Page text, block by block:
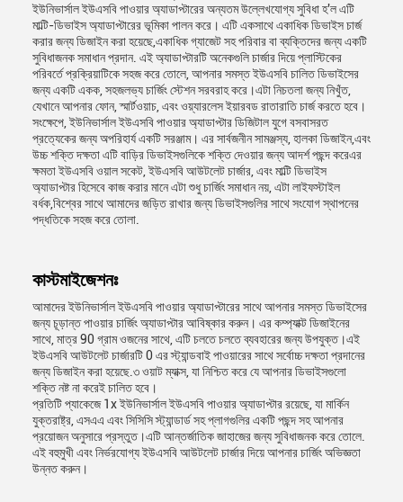
ইউনিভার্সাল ইউএসবি পাওয়ার অ্যাডাপ্টারের অন্যতম উল্লেখযোগ্য সুবিধা হ'ল এটি
মাল্টি-ডিভাইস অ্যাডাপ্টারের ভূমিকা পালন করে। এটি একসাথে একাধিক ডিভাইস চার্জ
করার জন্য ডিজাইন করা হয়েছে,একাধিক গ্যাজেট সহ পরিবার বা ব্যক্তিদের জন্য একটি
সুবিধাজনক সমাধান প্রদান. এই অ্যাডাপ্টারটি অনেকগুলি চার্জার দিয়ে প্লাস্টিকের
পরিবর্তে প্রক্রিয়াটিকে সহজ করে তোলে, আপনার সমস্ত ইউএসবি চালিত ডিভাইসের
জন্য একটি একক, সহজলভ্য চার্জিং স্টেশন সরবরাহ করে।এটা নিচতলা জন্য নিখুঁত,
যেখানে আপনার ফোন, স্মার্টওয়াচ, এবং ওয়্যারলেস ইয়ারবড রাতারাতি চার্জ করতে হবে।
সংক্ষেপে, ইউনিভার্সাল ইউএসবি পাওয়ার অ্যাডাপ্টার ডিজিটাল যুগে বসবাসরত
প্রত্যেকের জন্য অপরিহার্য একটি সরঞ্জাম। এর সার্বজনীন সামঞ্জস্য, হালকা ডিজাইন,এবং
উচ্চ শক্তি দক্ষতা এটি বাড়ির ডিভাইসগুলিকে শক্তি দেওয়ার জন্য আদর্শ পছন্দ করেএর
ক্ষমতা ইউএসবি ওয়াল সকেট, ইউএসবি আউটলেট চার্জার, এবং মাল্টি ডিভাইস
অ্যাডাপ্টার হিসেবে কাজ করার মানে এটা শুধু চার্জিং সমাধান নয়, এটা লাইফস্টাইল
বর্ধক,বিশ্বের সাথে আমাদের জড়িত রাখার জন্য ডিভাইসগুলির সাথে সংযোগ স্থাপনের
পদ্ধতিকে সহজ করে তোলা.
কাস্টমাইজেশনঃ
আমাদের ইউনিভার্সাল ইউএসবি পাওয়ার অ্যাডাপ্টারের সাথে আপনার সমস্ত ডিভাইসের
জন্য চূড়ান্ত পাওয়ার চার্জিং অ্যাডাপ্টার আবিষ্কার করুন। এর কম্প্যাক্ট ডিজাইনের
সাথে, মাত্র 90 গ্রাম ওজনের সাথে, এটি চলতে চলতে ব্যবহারের জন্য উপযুক্ত।এই
ইউএসবি আউটলেট চার্জারটি 0 এর স্ট্যান্ডবাই পাওয়ারের সাথে সর্বোচ্চ দক্ষতা প্রদানের
জন্য ডিজাইন করা হয়েছে.৩ ওয়াট ম্যাক্স, যা নিশ্চিত করে যে আপনার ডিভাইসগুলো
শক্তি নষ্ট না করেই চালিত হবে।
প্রতিটি প্যাকেজে 1x ইউনিভার্সাল ইউএসবি পাওয়ার অ্যাডাপ্টার রয়েছে, যা মার্কিন
যুক্তরাষ্ট্র, এসএএ এবং সিসিসি স্ট্যান্ডার্ড সহ প্লাগগুলির একটি পছন্দ সহ আপনার
প্রয়োজন অনুসারে প্রস্তুত।এটি আন্তর্জাতিক জাহাজের জন্য সুবিধাজনক করে তোলে.
এই বহুমুখী এবং নির্ভরযোগ্য ইউএসবি আউটলেট চার্জার দিয়ে আপনার চার্জিং অভিজ্ঞতা
উন্নত করুন।